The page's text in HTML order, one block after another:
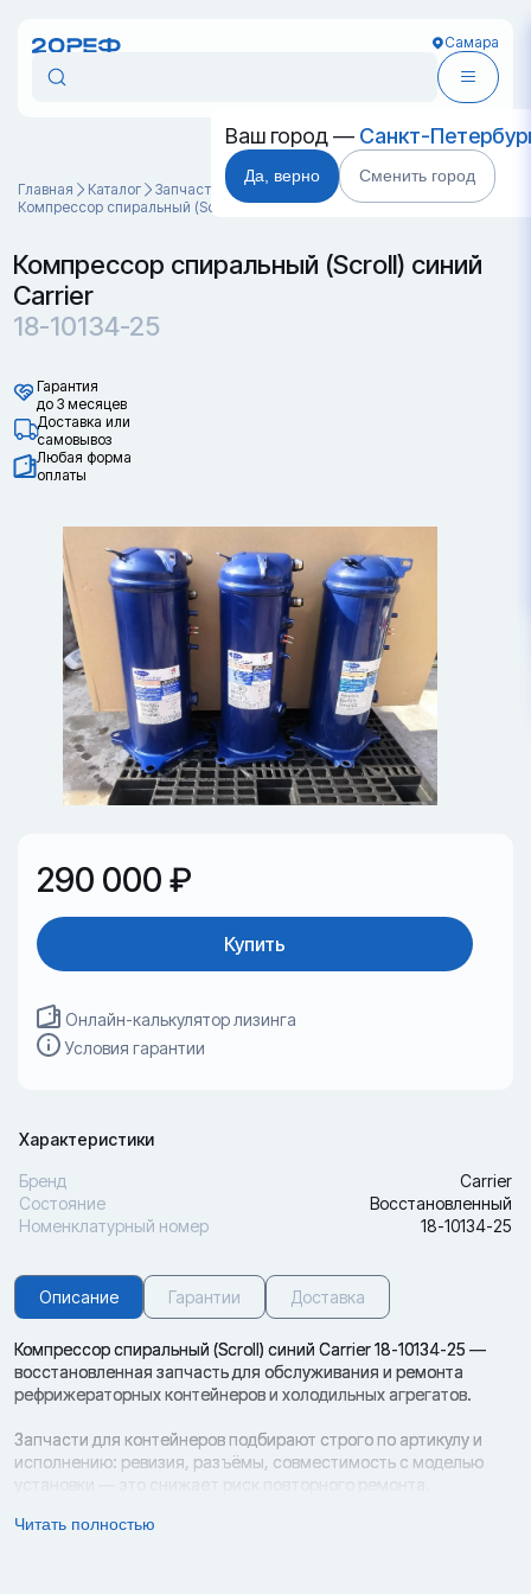
Самара
Ваш город — Санкт-
Да, верно Сменить город
Главная Каталог
Запчасти для контейнеров
Компрессор спиральный (Scroll) синий Carrier 18-10134-25
Компрессор спиральный (Scroll) синий
Carrier
18-10134-25
Гарантия
до 3 месяцев
Доставка или
самовывоз
Любая форма
оплаты
290 000 ₽
Купить
Онлайн-калькулятор лизинга
Условия гарантии
Характеристики
Бренд
Carrier
Состояние
Восстановленный
Номенклатурный номер
18-10134-25
Описание Гарантии Доставка
Компрессор спиральный (Scroll) синий Carrier 18-10134-25 —
восстановленная запчасть для обслуживания и ремонта
рефрижераторных контейнеров и холодильных агрегатов.
Запчасти для контейнеров подбирают строго по артикулу и
исполнению: ревизия, разъёмы, совместимость с моделью
Артикул: 18-10134-25
Читать полностью